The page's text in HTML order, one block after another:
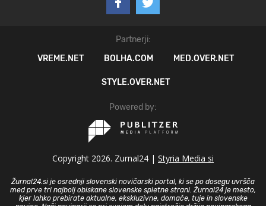
Partnerji:
VREME.NET
BOLHA.COM MED.OVER.NET
STYLE.OVER.NET
Powered by:
Copyright 2026. Zurnal24 | Styria Media si
Žurnal24.si je osrednji slovenski novičarski portal, ki se po dosegu uvršča
med prve tri najbolj obiskane slovenske spletne strani. Žurnal24 je mesto,
kjer lahko prebirate aktualne, ekskluzivne, domače, tuje in slovenske